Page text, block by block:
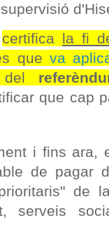
certifica la fi
que va
del
que cap
i fins ara,
de pagar
de
serveis